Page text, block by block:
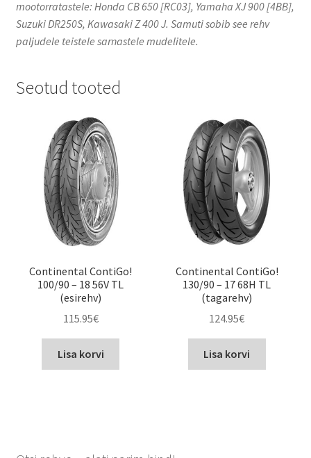
mootorratastele: Honda CB 650 [RC03], Yamaha XJ 900 [4BB],
Suzuki DR250S, Kawasaki Z 400 J. Samuti sobib see rehv
paljudele teistele sarnastele mudelitele.
Seotud tooted
Continental ContiGo!
100/90 – 18 56V TL
(esirehv)
115.95€
Lisa korvi
Continental ContiGo!
130/90 – 17 68H TL
(tagarehv)
124.95€
Lisa korvi